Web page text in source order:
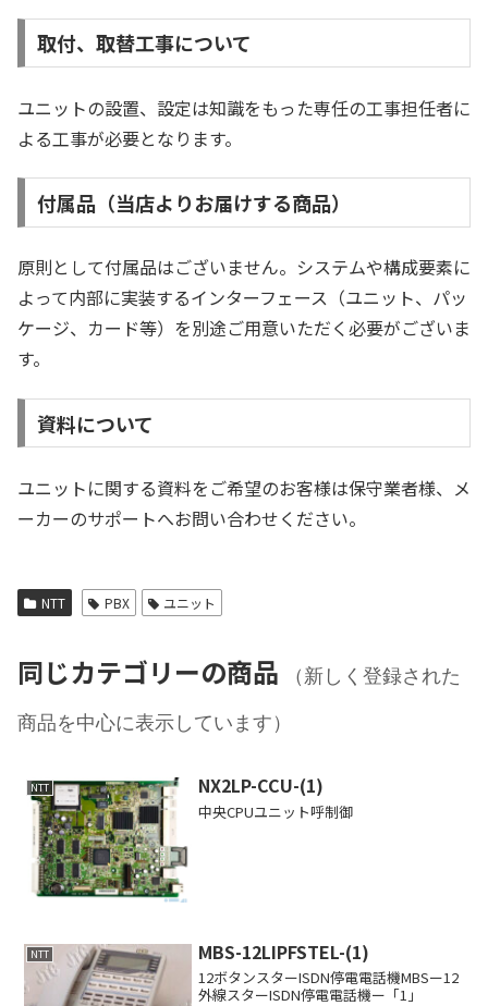
取付、取替工事について
ユニットの設置、設定は知識をもった専任の工事担任者に
よる工事が必要となります。
付属品（当店よりお届けする商品）
原則として付属品はございません。システムや構成要素に
よって内部に実装するインターフェース（ユニット、パッ
ケージ、カード等）を別途ご用意いただく必要がございま
す。
資料について
ユニットに関する資料をご希望のお客様は保守業者様、メ
ーカーのサポートへお問い合わせください。
NTT PBX ユニット
同じカテゴリーの商品
（新しく登録された
商品を中心に表示しています）
NTT NX2LP-CCU-(1)
中央CPUユニット呼制御
NTT MBS-12LIPFSTEL-(1)
12ボタンスターISDN停電電話機MBSー12
外線スターISDN停電電話機ー「1」